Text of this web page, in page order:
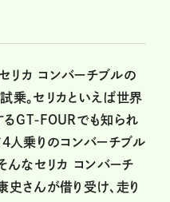
リカ コンバーチブルの
乗。セリカといえば世界
るGT-FOURでも知られ
人乗りのコンバーチブル
んなセリカ コンバーチ
史さんが借り受け、走り